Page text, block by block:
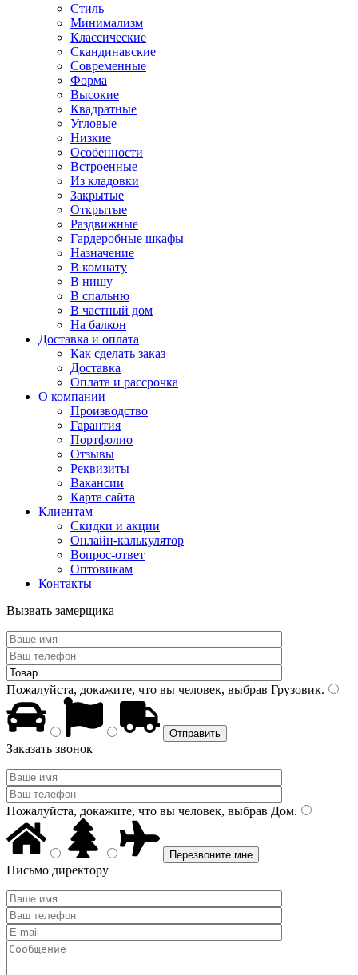
Стиль
Минимализм
Классические
Скандинавские
Современные
Форма
Высокие
Квадратные
Угловые
Низкие
Особенности
Встроенные
Из кладовки
Закрытые
Открытые
Раздвижные
Гардеробные шкафы
Назначение
В комнату
В нишу
В спальню
В частный дом
На балкон
Доставка и оплата
Как сделать заказ
Доставка
Оплата и рассрочка
О компании
Производство
Гарантия
Портфолио
Отзывы
Реквизиты
Вакансии
Карта сайта
Клиентам
Скидки и акции
Онлайн-калькулятор
Вопрос-ответ
Оптовикам
Контакты
Вызвать замерщика
Пожалуйста, докажите, что вы человек, выбрав Грузовик.
Заказать звонок
Пожалуйста, докажите, что вы человек, выбрав Дом.
Письмо директору